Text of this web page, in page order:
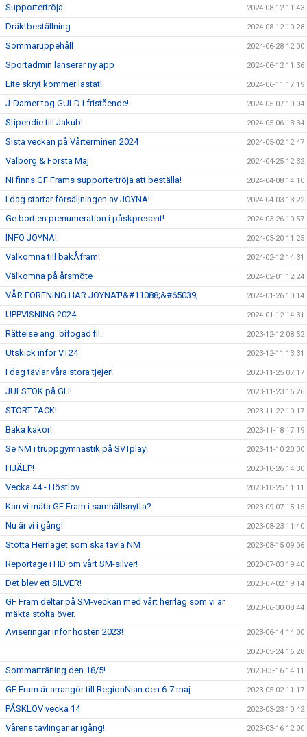
Supportertröja 2024-08-12 11:43
Dräktbeställning 2024-08-12 10:28
Sommaruppehåll 2024-06-28 12:00
Sportadmin lanserar ny app 2024-06-12 11:36
Lite skryt kommer lastat! 2024-06-11 17:19
J-Damer tog GULD i fristående! 2024-05-07 10:04
Stipendie till Jakub! 2024-05-06 13:34
Sista veckan på Vårterminen 2024 2024-05-02 12:47
Valborg & Första Maj 2024-04-25 12:32
Ni finns GF Frams supportertröja att beställa! 2024-04-08 14:10
I dag startar försäljningen av JOYNA! 2024-04-03 13:22
Ge bort en prenumeration i påskpresent! 2024-03-26 10:57
INFO JOYNA! 2024-03-20 11:25
Välkomna till bakÅfram! 2024-02-12 14:31
Välkomna på årsmöte 2024-02-01 12:24
VÅR FÖRENING HAR JOYNAT!&#11088;&#65039; 2024-01-26 10:14
UPPVISNING 2024 2024-01-12 14:31
Rättelse ang. bifogad fil. 2023-12-12 08:52
Utskick inför VT24 2023-12-11 13:31
I dag tävlar våra stora tjejer! 2023-11-25 07:17
JULSTÖK på GH! 2023-11-23 16:26
STORT TACK! 2023-11-22 10:17
Baka kakor! 2023-11-18 17:19
Se NM i truppgymnastik på SVTplay! 2023-11-10 20:00
HJÄLP! 2023-10-26 14:30
Vecka 44 - Höstlov 2023-10-25 11:11
Kan vi mäta GF Fram i samhällsnytta? 2023-09-07 15:15
Nu är vi i gång! 2023-08-23 11:40
Stötta Herrlaget som ska tävla NM 2023-08-15 09:06
Reportage i HD om vårt SM-silver! 2023-07-03 19:40
Det blev ett SILVER! 2023-07-02 19:14
GF Fram deltar på SM-veckan med vårt herrlag som vi är
mäkta stolta över.
2023-06-30 08:44
Aviseringar inför hösten 2023! 2023-06-14 14:00
2023-05-24 16:28
Sommarträning den 18/5! 2023-05-16 14:11
GF Fram är arrangör till RegionNian den 6-7 maj 2023-05-02 11:17
PÅSKLOV vecka 14 2023-03-23 10:42
Vårens tävlingar är igång! 2023-03-16 12:00